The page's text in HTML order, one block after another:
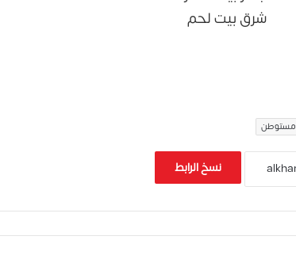
مستوطن
نسخ الرابط